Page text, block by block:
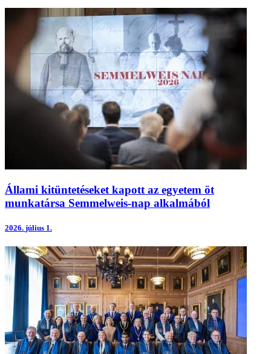
Állami kitüntetéseket kapott az egyetem öt
munkatársa Semmelweis-nap alkalmából
2026. július 1.